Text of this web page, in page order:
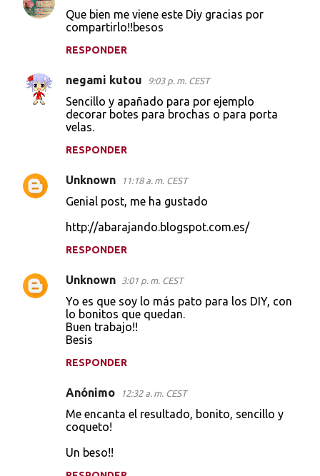
Que bien me viene este Diy gracias por
compartirlo!!besos
RESPONDER
negami kutou 9:03 p. m. CEST
Sencillo y apañado para por ejemplo
decorar botes para brochas o para porta
velas.
RESPONDER
Unknown 11:18 a. m. CEST
Genial post, me ha gustado
http://abarajando.blogspot.com.es/
RESPONDER
Unknown 3:01 p. m. CEST
Yo es que soy lo más pato para los DIY, con
lo bonitos que quedan.
Buen trabajo!!
Besis
RESPONDER
Anónimo 12:32 a. m. CEST
Me encanta el resultado, bonito, sencillo y
coqueto!
Un beso!!